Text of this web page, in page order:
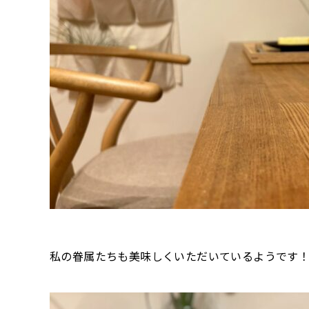
私の眷属たちも美味しくいただいているようです